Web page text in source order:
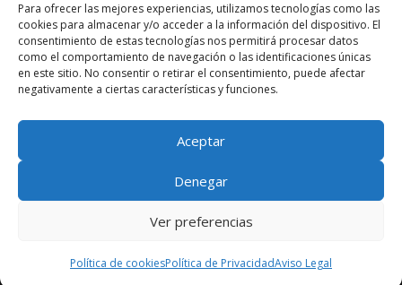
Para ofrecer las mejores experiencias, utilizamos tecnologías como las
cookies para almacenar y/o acceder a la información del dispositivo. El
consentimiento de estas tecnologías nos permitirá procesar datos
como el comportamiento de navegación o las identificaciones únicas
en este sitio. No consentir o retirar el consentimiento, puede afectar
negativamente a ciertas características y funciones.
Aceptar
Denegar
Ver preferencias
Política de cookiesPolítica de PrivacidadAviso Legal
sello CO₂ Nulo: confort real, salud y
descarbonización en una sola vivienda
Comentarios
recientes
® Copyright Amascal | Diseñado porTrixma